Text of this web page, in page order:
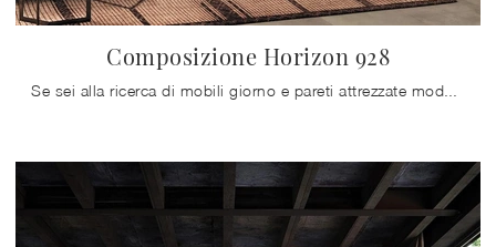
Composizione Horizon 928